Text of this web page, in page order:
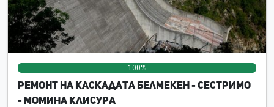
100%
Ремонт на каскадата Белмекен - Сестримо
- Момина клисура